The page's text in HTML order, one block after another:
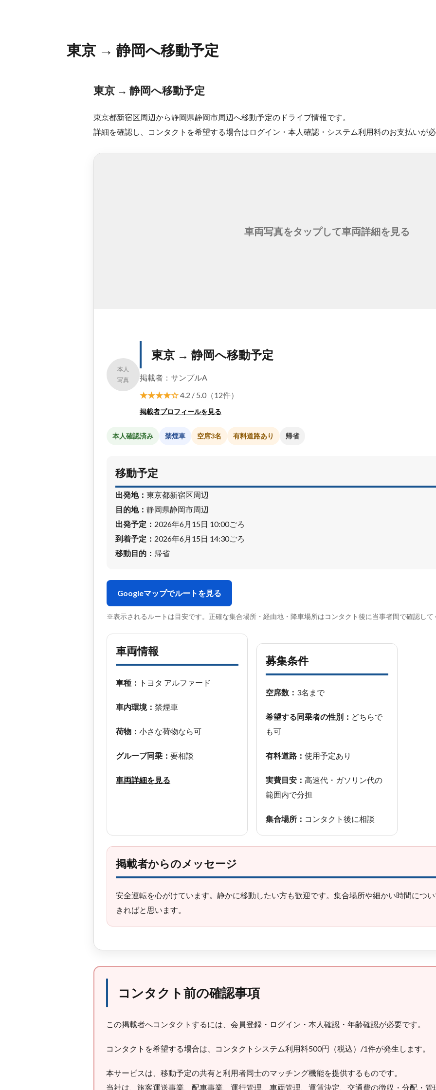
東京 → 静岡へ移動予定
東京 → 静岡へ移動予定
東京都新宿区周辺から静岡県静岡市周辺へ移動予定のドライブ情報です。
詳細を確認し、コンタクトを希望する場合はログイン・本人確認・システム利用料のお支払いが必
車両写真をタップして車両詳細を見る
本人
写真
東京 → 静岡へ移動予定
掲載者：サンプルA
★★★★☆4.2 / 5.0（12件）
掲載者プロフィールを見る
本人確認済み 禁煙車 空席3名 有料道路あり 帰省
移動予定
出発地： 東京都新宿区周辺
目的地： 静岡県静岡市周辺
出発予定： 2026年6月15日 10:00ごろ
到着予定： 2026年6月15日 14:30ごろ
移動目的： 帰省
Googleマップでルートを見る
※表示されるルートは目安です。正確な集合場所・経由地・降車場所はコンタクト後に当事者間で確認して
車両情報
車種： トヨタ アルファード
車内環境： 禁煙車
荷物： 小さな荷物なら可
グループ同乗： 要相談
車両詳細を見る
募集条件
空席数： 3名まで
希望する同乗者の性別： どちらで
も可
有料道路： 使用予定あり
実費目安： 高速代・ガソリン代の
範囲内で分担
集合場所： コンタクト後に相談
掲載者からのメッセージ
安全運転を心がけています。静かに移動したい方も歓迎です。集合場所や細かい時間につ
きればと思います。
コンタクト前の確認事項
この掲載者へコンタクトするには、会員登録・ログイン・本人確認・年齢確認が必要です。
コンタクトを希望する場合は、コンタクトシステム利用料500円（税込）/1件が発生します。
本サービスは、移動予定の共有と利用者同士のマッチング機能を提供するものです。
当社は、旅客運送事業、配車事業、運行管理、車両管理、運賃決定、交通費の徴収・分配・管